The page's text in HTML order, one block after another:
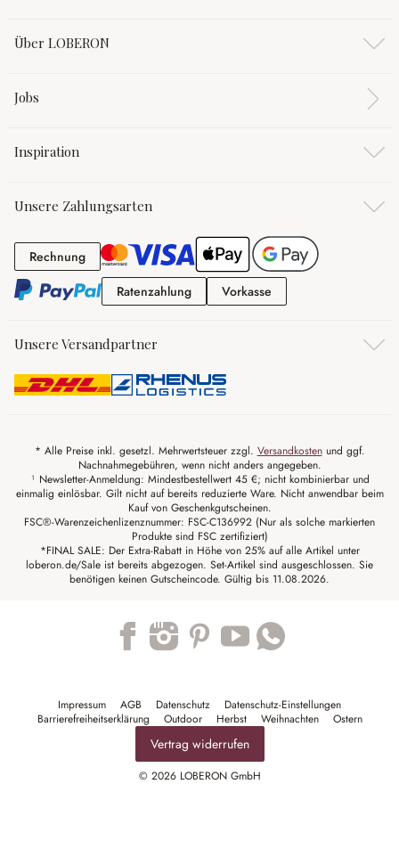
Über LOBERON
Jobs
Inspiration
Unsere Zahlungsarten
RechnungRechnung
RatenzahlungRatenzahlung
Vorkasse
Unsere Versandpartner
* Alle Preise inkl. gesetzl. Mehrwertsteuer zzgl. Versandkostenund ggf.
Nachnahmegebühren, wenn nicht anders angegeben.
¹ Newsletter-Anmeldung: Mindestbestellwert 45 €; nicht kombinierbar und
einmalig einlösbar. Gilt nicht auf bereits reduzierte Ware. Nicht anwendbar beim
Kauf von Geschenkgutscheinen.
FSC®-Warenzeichenlizenznummer: FSC-C136992 (Nur als solche markierten
Produkte sind FSC zertifiziert)
*FINAL SALE: Der Extra-Rabatt in Höhe von 25% auf alle Artikel unter
loberon.de/Sale ist bereits abgezogen. Set-Artikel sind ausgeschlossen. Sie
benötigen keinen Gutscheincode. Gültig bis 11.08.2026.
Impressum AGB Datenschutz
Datenschutz-Einstellungen
Barrierefreiheitserklärung
Outdoor Herbst Weihnachten Ostern
Vertrag widerrufen
© 2026 LOBERON GmbH